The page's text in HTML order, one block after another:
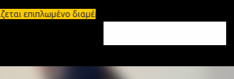
διαμέρισμα 65τ.μ Σπάρτη -